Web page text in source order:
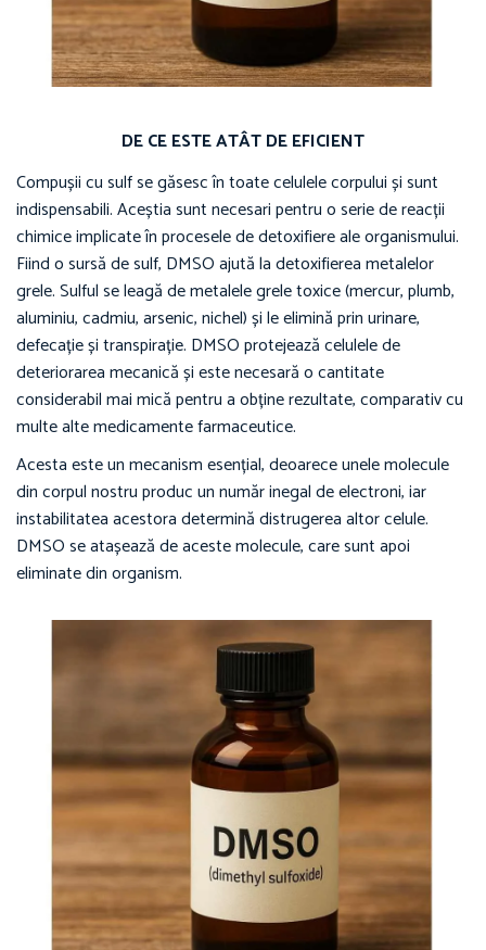
DE CE ESTE ATÂT DE EFICIENT
Compușii cu sulf se găsesc în toate celulele corpului și sunt
indispensabili. Aceștia sunt necesari pentru o serie de reacții
chimice implicate în procesele de detoxifiere ale organismului.
Fiind o sursă de sulf, DMSO ajută la detoxifierea metalelor
grele. Sulful se leagă de metalele grele toxice (mercur, plumb,
aluminiu, cadmiu, arsenic, nichel) și le elimină prin urinare,
defecație și transpirație. DMSO protejează celulele de
deteriorarea mecanică și este necesară o cantitate
considerabil mai mică pentru a obține rezultate, comparativ cu
multe alte medicamente farmaceutice.
Acesta este un mecanism esențial, deoarece unele molecule
din corpul nostru produc un număr inegal de electroni, iar
instabilitatea acestora determină distrugerea altor celule.
DMSO se atașează de aceste molecule, care sunt apoi
eliminate din organism.